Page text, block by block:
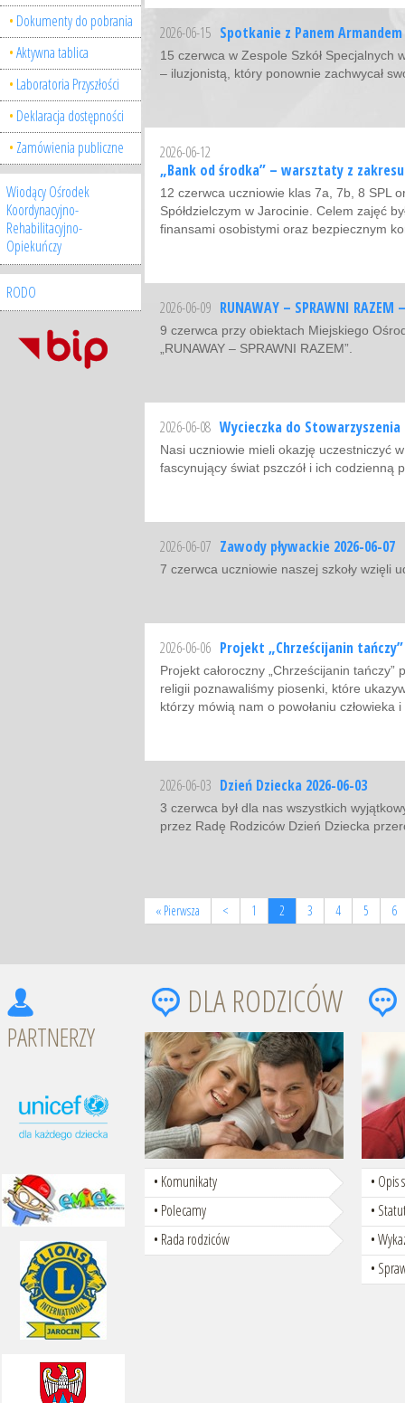
Dokumenty do pobrania
Aktywna tablica
Laboratoria Przyszłości
Deklaracja dostępności
Zamówienia publiczne
Wiodący Ośrodek
Koordynacyjno-
Rehabilitacyjno-
Opiekuńczy
RODO
2026-06-15 Spotkanie z Panem
15 czerwca w Zespole Szkół Specjalnych
– iluzjonistą, który ponownie zachwycał
2026-06-12
„Bank od środka” – warsztaty z
12 czerwca uczniowie klas 7a, 7b, 8 SPL
Spółdzielczym w Jarocinie. Celem zajęć
finansami osobistymi oraz bezpiecznym
2026-06-09 RUNAWAY – SPRAWNI
9 czerwca przy obiektach Miejskiego
„RUNAWAY – SPRAWNI RAZEM”.
2026-06-08 Wycieczka do Stowarzyszenia
Nasi uczniowie mieli okazję uczestniczyć
fascynujący świat pszczół i ich codzienną
2026-06-07 Zawody pływackie 2026-06-07
7 czerwca uczniowie naszej szkoły wzięli
2026-06-06 Projekt „Chrześcijanin tańczy”
Projekt całoroczny „Chrześcijanin
religii poznawaliśmy piosenki, które
którzy mówią nam o powołaniu człowieka
2026-06-03 Dzień Dziecka 2026-06-03
3 czerwca był dla nas wszystkich
przez Radę Rodziców Dzień Dziecka
« Pierwsza < 1 2 3 4 5 6
PARTNERZY
DLA RODZICÓW
Komunikaty
Polecamy
Rada rodziców
Opis